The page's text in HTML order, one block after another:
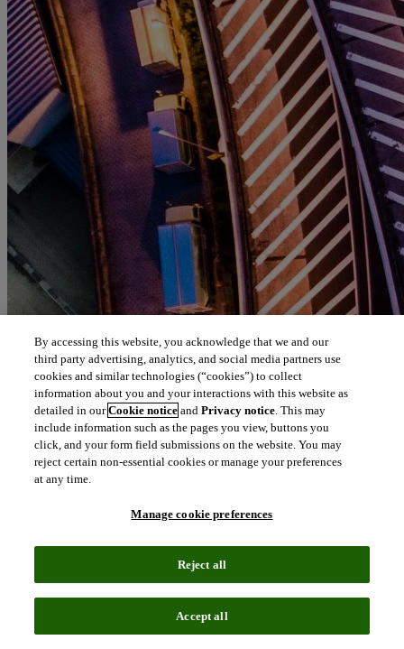
By accessing this website, you acknowledge that we and our
third party advertising, analytics, and social media partners use
cookies and similar technologies (“cookies”) to collect
information about you and your interactions with this website as
detailed in ourCookie notice andPrivacy notice. This may
include information such as the pages you view, buttons you
click, and your form field submissions on the website. You may
reject certain non-essential cookies or manage your preferences
at any time.
Manage cookie preferences
Reject all
Accept all